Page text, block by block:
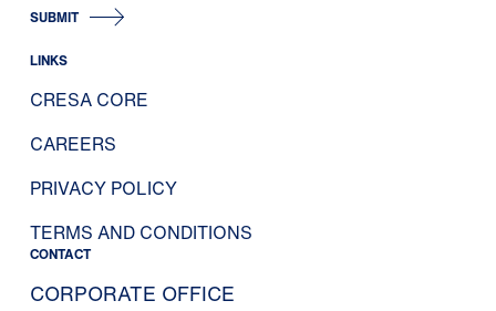
SUBMIT
LINKS
CRESA CORE
CAREERS
PRIVACY POLICY
TERMS AND CONDITIONS
CONTACT
CORPORATE OFFICE